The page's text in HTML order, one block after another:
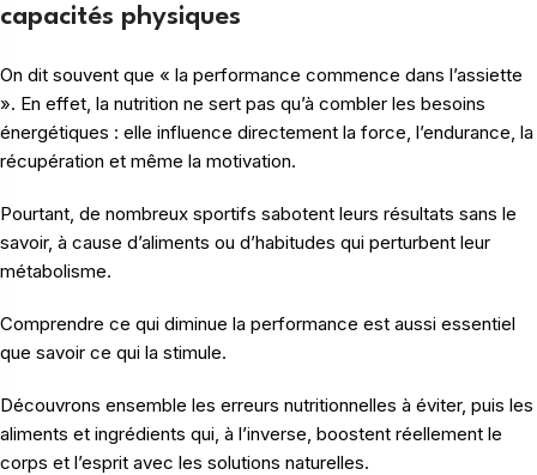
capacités physiques
On dit souvent que « la performance commence dans l’assiette
». En effet, la nutrition ne sert pas qu’à combler les besoins
énergétiques : elle influence directement la force, l’endurance, la
récupération et même la motivation.
Pourtant, de nombreux sportifs sabotent leurs résultats sans le
savoir, à cause d’aliments ou d’habitudes qui perturbent leur
métabolisme.
Comprendre ce qui diminue la performance est aussi essentiel
que savoir ce qui la stimule.
Découvrons ensemble les erreurs nutritionnelles à éviter, puis les
aliments et ingrédients qui, à l’inverse, boostent réellement le
corps et l’esprit avec les solutions naturelles.